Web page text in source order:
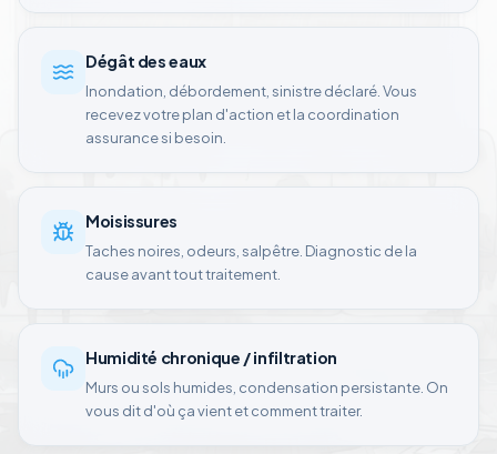
Dégât des eaux
Inondation, débordement, sinistre déclaré. Vous
recevez votre plan d'action et la coordination
assurance si besoin.
Moisissures
Taches noires, odeurs, salpêtre. Diagnostic de la
cause avant tout traitement.
Humidité chronique / infiltration
Murs ou sols humides, condensation persistante. On
vous dit d'où ça vient et comment traiter.